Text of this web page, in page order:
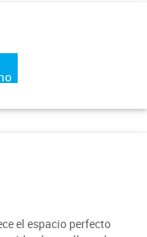
el espacio perfecto